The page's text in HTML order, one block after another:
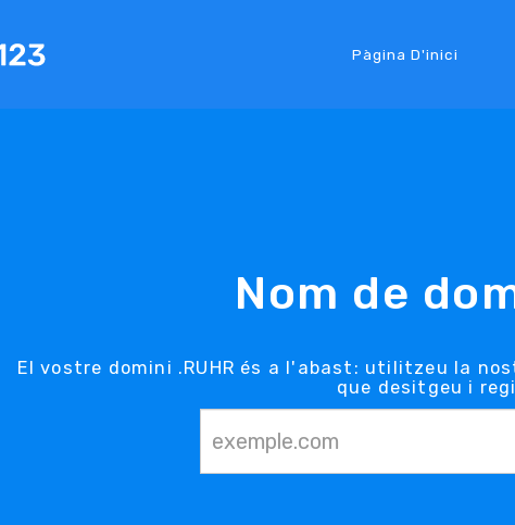
Pàgina D'inici
Nom de
El vostre domini .RUHR és a l'abast: utilitzeu la
que desitgeu i